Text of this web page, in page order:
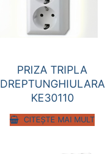
PRIZA TRIPLA
DREPTUNGHIULARA
KE30110
CITEȘTE MAI MULT